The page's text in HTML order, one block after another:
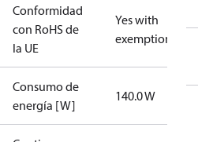
Conformidad
con RoHS de
la UE
Yes with
exemptions
Consumo de
energía [W]
140.0 W